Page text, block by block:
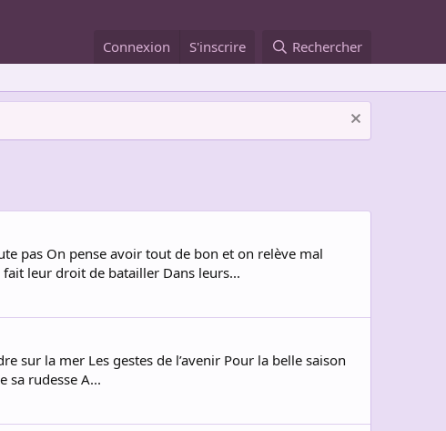
Connexion S'inscrire Rechercher
pas On pense avoir tout de bon et on relève mal
leur droit de batailler Dans leurs...
sur la mer Les gestes de l’avenir Pour la belle saison
sa rudesse A...